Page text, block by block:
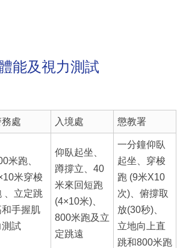
能及視力測試
處 入境處 懲教署
米跑、
米穿梭
、立定跳
和手握肌
測試
仰臥起坐、
蹲撐立、40
米來回短跑
(4×10米)、
800米跑及立
定跳遠
一分鐘仰臥
起坐、穿梭
跑 (9米X10
次)、俯撐取
放(30秒)、
立地向上直
跳和800米跑